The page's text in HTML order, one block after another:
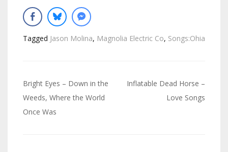
Tagged Jason Molina, Magnolia Electric Co, Songs:Ohia
Navigation
de
l’article
Bright Eyes – Down in the
Weeds, Where the World
Once Was
Inflatable Dead Horse –
Love Songs